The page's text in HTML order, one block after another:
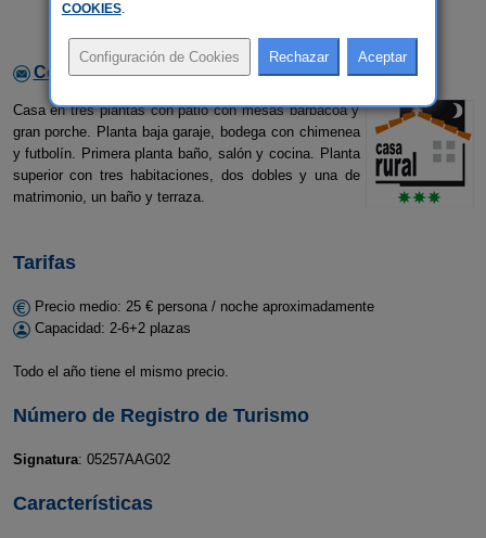
Contactar con el alojamiento
Casa en tres plantas con patio con mesas barbacoa y
gran porche. Planta baja garaje, bodega con chimenea
y futbolín. Primera planta baño, salón y cocina. Planta
superior con tres habitaciones, dos dobles y una de
matrimonio, un baño y terraza.
Tarifas
Precio medio: 25 € persona / noche aproximadamente
Capacidad: 2-6+2 plazas
Todo el año tiene el mismo precio.
Número de Registro de Turismo
Signatura: 05257AAG02
Características
COOKIES.